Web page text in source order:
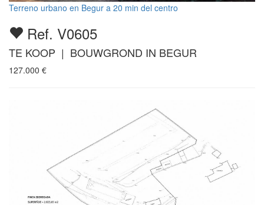
Terreno urbano en Begur a 20 min del centro
Ref. V0605
TE KOOP | BOUWGROND IN BEGUR
127.000 €